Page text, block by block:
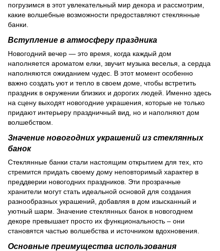
погрузимся в этот увлекательный мир декора и рассмотрим,
какие волшебные возможности предоставляют стеклянные
банки.
Вступление в атмосферу праздника
Новогодний вечер — это время, когда каждый дом
наполняется ароматом елки, звучит музыка веселья, а сердца
наполняются ожиданием чудес. В этот момент особенно
важно создать уют и тепло в своем доме, чтобы встретить
праздник в окружении близких и дорогих людей. Именно здесь
на сцену выходят новогодние украшения, которые не только
придают интерьеру праздничный вид, но и наполняют дом
волшебством.
Значение новогодних украшений из стеклянных
банок
Стеклянные банки стали настоящим открытием для тех, кто
стремится придать своему дому неповторимый характер в
преддверии новогодних праздников. Эти прозрачные
хранители могут стать идеальной основой для создания
разнообразных украшений, добавляя в дом изысканный и
уютный шарм. Значение стеклянных банок в новогоднем
декоре превышает просто их функциональность – они
становятся частью волшебства и источником вдохновения.
Основные преимущества использования